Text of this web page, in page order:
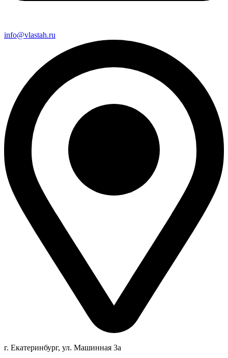
info@vlastah.ru
г. Екатеринбург, ул. Машинная 3а